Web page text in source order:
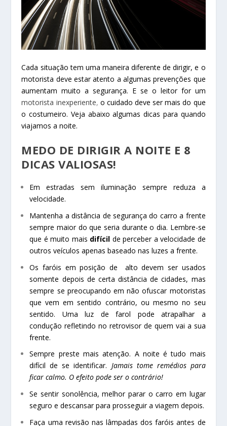
Cada situação tem uma maneira diferente de dirigir, e o
motorista deve estar atento a algumas prevenções que
aumentam muito a segurança. E se o leitor for um
motorista inexperiente, o cuidado deve ser mais do que
o costumeiro. Veja abaixo algumas dicas para quando
viajamos a noite.
MEDO DE DIRIGIR A NOITE E 8
DICAS VALIOSAS!
Em estradas sem iluminação sempre reduza a
velocidade.
Mantenha a distância de segurança do carro a frente
sempre maior do que seria durante o dia. Lembre-se
que é muito mais difícil de perceber a velocidade de
outros veículos apenas baseado nas luzes a frente.
Os faróis em posição de alto devem ser usados
somente depois de certa distância de cidades, mas
sempre se preocupando em não ofuscar motoristas
que vem em sentido contrário, ou mesmo no seu
sentido. Uma luz de farol pode atrapalhar a
condução refletindo no retrovisor de quem vai a sua
frente.
Sempre preste mais atenção. A noite é tudo mais
difícil de se identificar. Jamais tome remédios para
ficar calmo. O efeito pode ser o contrário!
Se sentir sonolência, melhor parar o carro em lugar
seguro e descansar para prosseguir a viagem depois.
Faça uma revisão nas lâmpadas dos faróis antes de